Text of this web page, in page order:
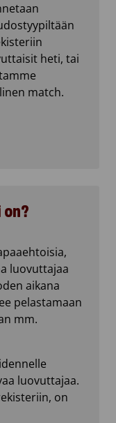
heti, tai
match.
luovuttajaa
aikana
pelastamaan
mm.
luovuttajaa.
on